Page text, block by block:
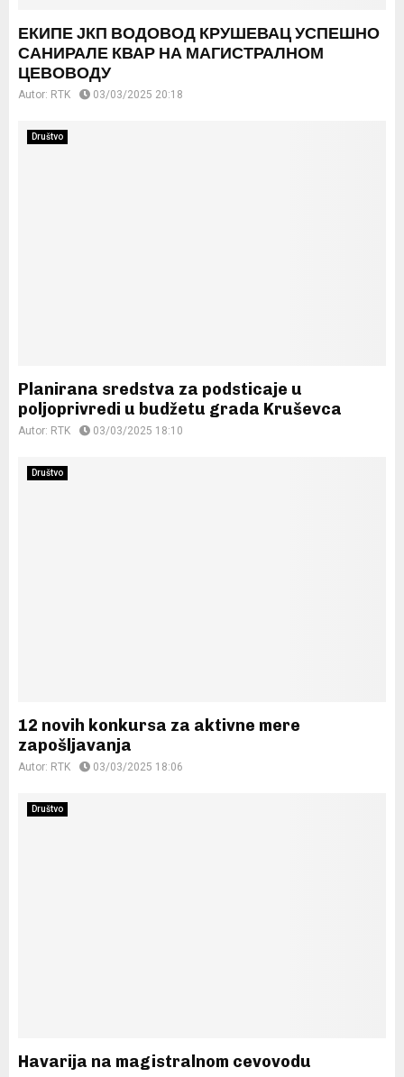
ЕКИПЕ ЈКП ВОДОВОД КРУШЕВАЦ УСПЕШНО
САНИРАЛЕ КВАР НА МАГИСТРАЛНОМ
ЦЕВОВОДУ
Autor: RTK 03/03/2025 20:18
Društvo
Planirana sredstva za podsticaje u
poljoprivredi u budžetu grada Kruševca
Autor: RTK 03/03/2025 18:10
Društvo
12 novih konkursa za aktivne mere
zapošljavanja
Autor: RTK 03/03/2025 18:06
Društvo
Havarija na magistralnom cevovodu